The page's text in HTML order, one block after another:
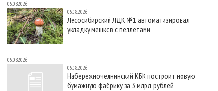
05.08.2026
05.08.2026
Лесосибирский ЛДК №1 автоматизировал
укладку мешков с пеллетами
05.08.2026
05.08.2026
Набережночелнинский КБК построит новую
бумажную фабрику за 3 млрд рублей